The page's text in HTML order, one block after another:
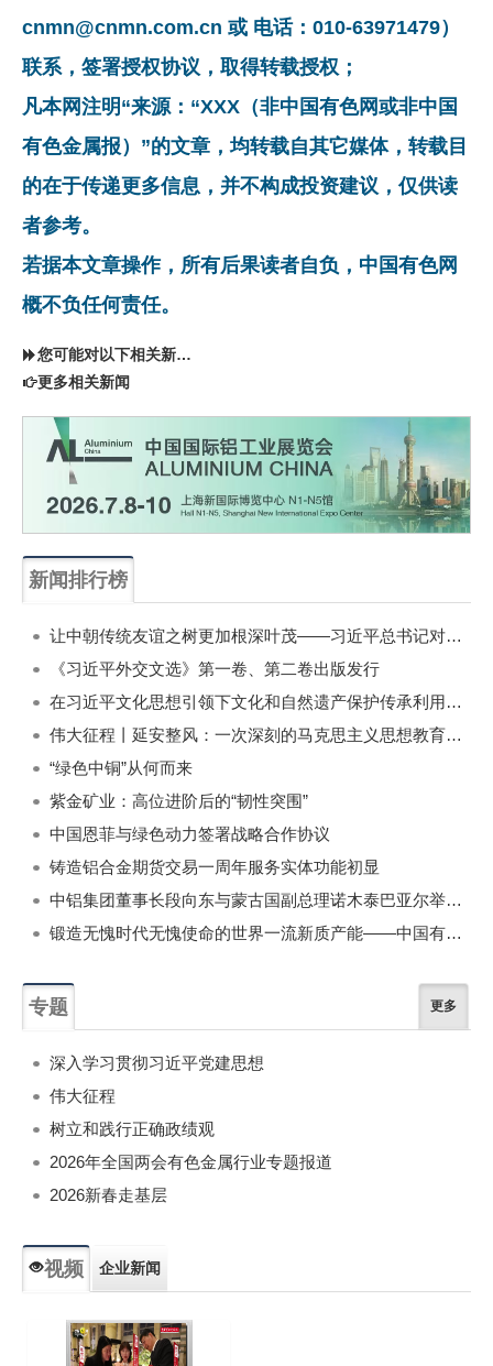
cnmn@cnmn.com.cn 或 电话：010-63971479）
联系，签署授权协议，取得转载授权；
凡本网注明“来源：“XXX（非中国有色网或非中国
有色金属报）”的文章，均转载自其它媒体，转载目
的在于传递更多信息，并不构成投资建议，仅供读
者参考。
若据本文章操作，所有后果读者自负，中国有色网
概不负任何责任。
您可能对以下相关新闻同样感兴趣
更多相关新闻
新闻排行榜
让中朝传统友谊之树更加根深叶茂——习近平总书记对朝鲜进行国事访问纪实
《习近平外交文选》第一卷、第二卷出版发行
在习近平文化思想引领下文化和自然遗产保护传承利用工作开创新局面
伟大征程丨延安整风：一次深刻的马克思主义思想教育运动
“绿色中铜”从何而来
紫金矿业：高位进阶后的“韧性突围”
中国恩菲与绿色动力签署战略合作协议
铸造铝合金期货交易一周年服务实体功能初显
中铝集团董事长段向东与蒙古国副总理诺木泰巴亚尔举行会谈
锻造无愧时代无愧使命的世界一流新质产能——中国有色金属工业的战略应对与破局之道（二）
专题 更多
深入学习贯彻习近平党建思想
伟大征程
树立和践行正确政绩观
2026年全国两会有色金属行业专题报道
2026新春走基层
视频 企业新闻